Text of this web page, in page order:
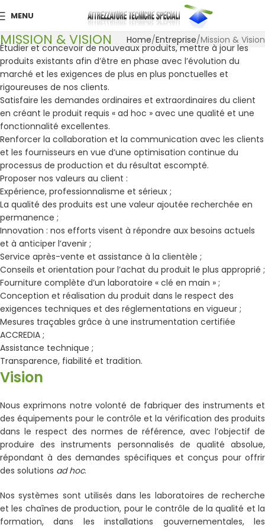
MENU
MISSION & VISION Home Entreprise Mission & Vision
Étudier et concevoir de nouveaux produits, mettre à jour les
produits existants afin d’être en phase avec l’évolution du
marché et les exigences de plus en plus ponctuelles et
rigoureuses de nos clients.
Satisfaire les demandes ordinaires et extraordinaires du client
en créant le produit requis « ad hoc » avec une qualité et une
fonctionnalité excellentes.
Renforcer la collaboration et la communication avec les clients
et les fournisseurs en vue d’une optimisation continue du
processus de production et du résultat escompté.
Proposer nos valeurs au client :
Expérience, professionnalisme et sérieux ;
La qualité des produits est une valeur ajoutée recherchée en
permanence ;
Innovation : nos efforts visent à répondre aux besoins actuels
et à anticiper l’avenir ;
Service après-vente et assistance à la clientèle ;
Conseils et orientation pour l’achat du produit le plus approprié ;
Fourniture complète d’un laboratoire « clé en main » ;
Conception et réalisation du produit dans le respect des
exigences techniques et des réglementations en vigueur ;
Mesures traçables grâce à une instrumentation certifiée
ACCREDIA ;
Assistance technique ;
Transparence, fiabilité et tradition.
Vision
Nous exprimons notre volonté de fabriquer des instruments et
des équipements pour le contrôle et la vérification des produits
dans le respect des normes de référence, avec l’objectif de
produire des instruments personnalisés de qualité absolue,
répondant à des demandes spécifiques et conçus pour offrir
des solutions ad hoc.
Nos systèmes sont utilisés dans les laboratoires de recherche
et les chaînes de production, pour le contrôle de la qualité et la
formation, dans les installations gouvernementales, les